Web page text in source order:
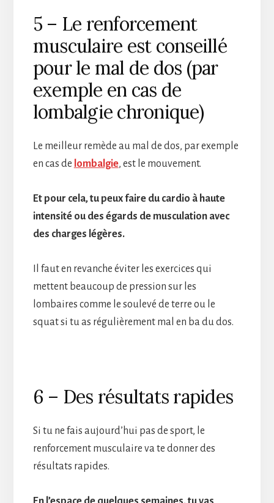
5 – Le renforcement
musculaire est conseillé
pour le mal de dos (par
exemple en cas de
lombalgie chronique)
Le meilleur remède au mal de dos, par exemple
en cas de lombalgie, est le mouvement.
Et pour cela, tu peux faire du cardio à haute
intensité ou des égards de musculation avec
des charges légères.
Il faut en revanche éviter les exercices qui
mettent beaucoup de pression sur les
lombaires comme le soulevé de terre ou le
squat si tu as régulièrement mal en ba du dos.
6 – Des résultats rapides
Si tu ne fais aujourd’hui pas de sport, le
renforcement musculaire va te donner des
résultats rapides.